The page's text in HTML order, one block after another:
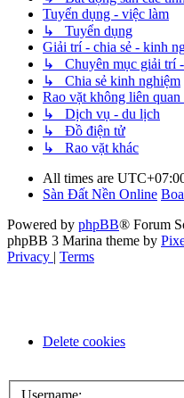
Tuyển dụng - việc làm
↳ Tuyển dụng
Giải trí - chia sẻ - kinh
↳ Chuyên mục giải trí
↳ Chia sẻ kinh nghiệm
Rao vặt không liên quan
↳ Dịch vụ - du lịch
↳ Đồ điện tử
↳ Rao vặt khác
All times are
Sàn Đất Nền Online
Powered by phpBB® Forum
phpBB 3 Marina theme by
Privacy | Terms
Delete cookies
Username: